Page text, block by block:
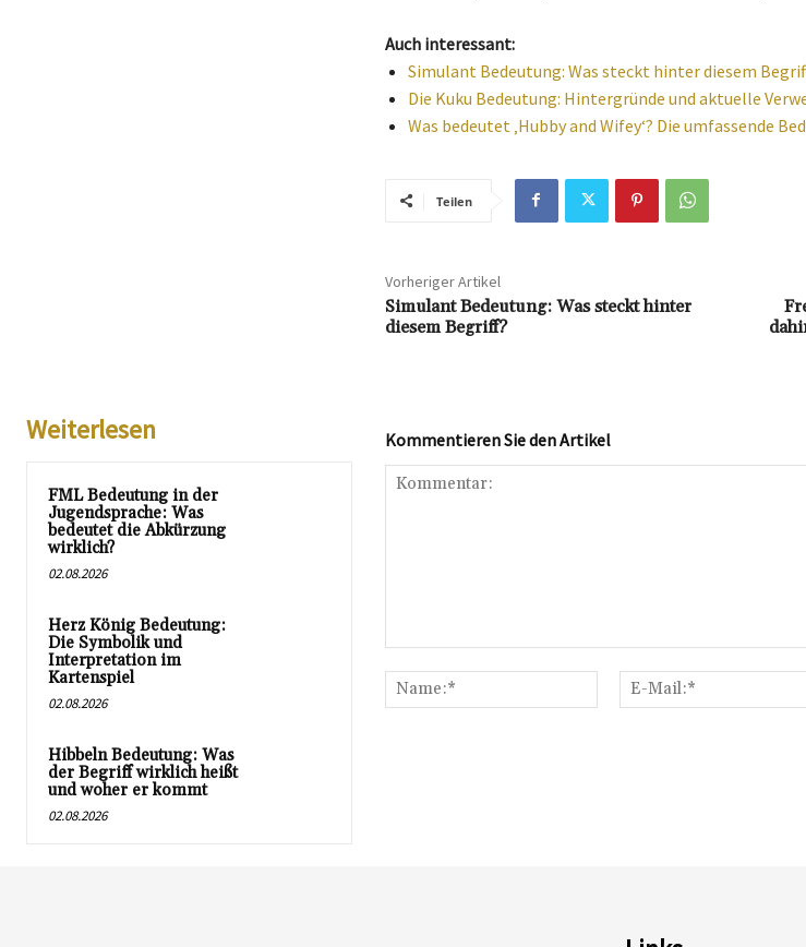
Auch interessant:
Simulant Bedeutung: Was steckt hinter diesem
Die Kuku Bedeutung: Hintergründe und aktuelle
Was bedeutet ‚Hubby and Wifey‘? Die umfassende
Teilen
Vorheriger Artikel
Simulant Bedeutung: Was steckt hinter
diesem Begriff?
Weiterlesen
FML Bedeutung in der
Jugendsprache: Was
bedeutet die Abkürzung
wirklich?
02.08.2026
Herz König Bedeutung:
Die Symbolik und
Interpretation im
Kartenspiel
02.08.2026
Hibbeln Bedeutung: Was
der Begriff wirklich heißt
und woher er kommt
02.08.2026
Kommentieren Sie den Artikel
Name:*